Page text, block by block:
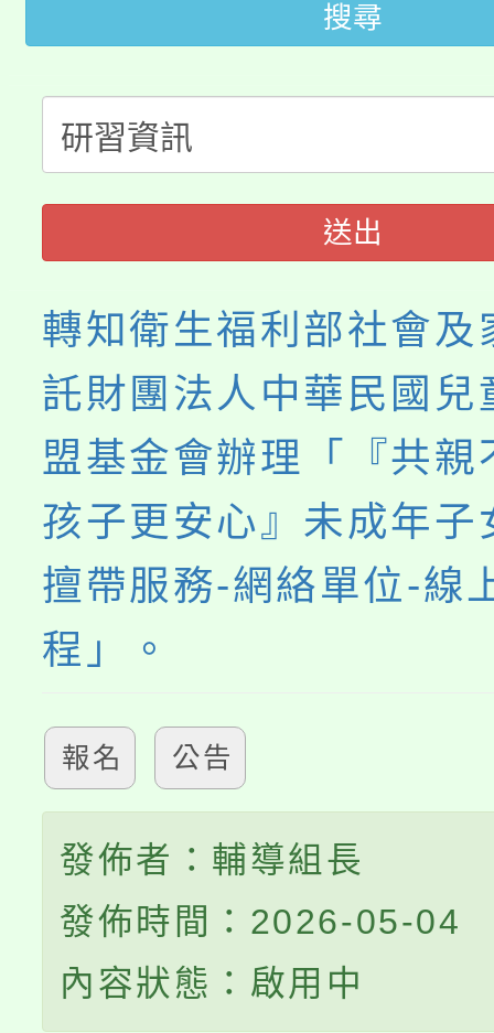
視費優惠，中低收入戶
半價優惠，詳情可洽有
者。
大園自造教育及科技
份教師研習
淨零綠生活教案入校路
會
搜尋
送出
轉知衛生福利部社會及
託財團法人中華民國兒
盟基金會辦理「『共親
孩子更安心』未成年子
擅帶服務-網絡單位-線
程」。
報名 公告
發佈者：輔導組長
發佈時間：2026-05-04
內容狀態：啟用中